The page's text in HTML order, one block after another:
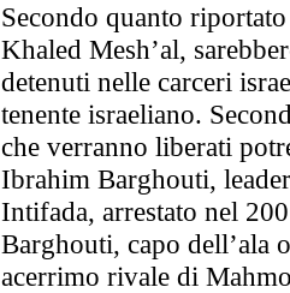
Secondo quanto
Khaled Mesh’al,
detenuti nelle carceri
tenente israeliano.
che verranno liberati
Ibrahim Barghouti,
Intifada, arrestato nel
Barghouti, capo dell’ala
acerrimo rivale di